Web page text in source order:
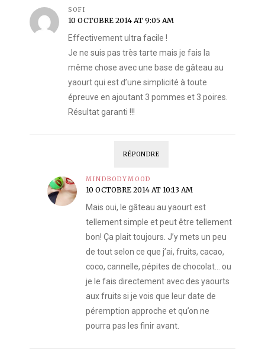
SOFI
10 OCTOBRE 2014 AT 9:05 AM
Effectivement ultra facile !
Je ne suis pas très tarte mais je fais la
même chose avec une base de gâteau au
yaourt qui est d’une simplicité à toute
épreuve en ajoutant 3 pommes et 3 poires.
Résultat garanti !!!
RÉPONDRE
MINDBODYMOOD
10 OCTOBRE 2014 AT 10:13 AM
Mais oui, le gâteau au yaourt est
tellement simple et peut être tellement
bon! Ça plait toujours. J’y mets un peu
de tout selon ce que j’ai, fruits, cacao,
coco, cannelle, pépites de chocolat… ou
je le fais directement avec des yaourts
aux fruits si je vois que leur date de
péremption approche et qu’on ne
pourra pas les finir avant.